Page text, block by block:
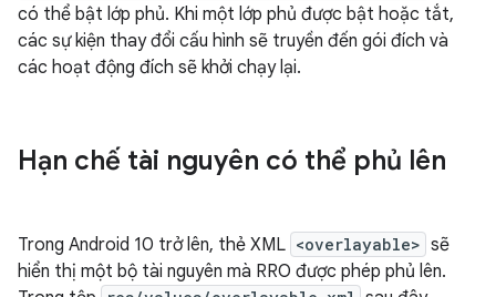
có thể bật lớp phủ. Khi một lớp phủ được bật hoặc tắt,
các sự kiện thay đổi cấu hình sẽ truyền đến gói đích và
các hoạt động đích sẽ khởi chạy lại.
Hạn chế tài nguyên có thể phủ lên
Trong Android 10 trở lên, thẻ XML <overlayable> sẽ
hiển thị một bộ tài nguyên mà RRO được phép phủ lên.